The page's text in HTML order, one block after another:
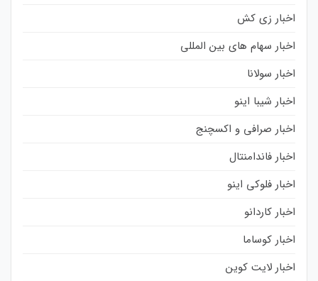
اخبار زی کش
اخبار سهام های بین المللی
اخبار سولانا
اخبار شیبا اینو
اخبار صرافی و اکسچنج
اخبار فاندامنتال
اخبار فلوکی اینو
اخبار کاردانو
اخبار کوساما
اخبار لایت کوین